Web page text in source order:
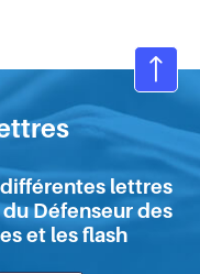
de
différentes lettres
Défenseur des
et les flash